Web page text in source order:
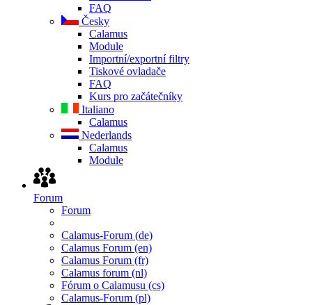
FAQ
Česky
Calamus
Module
Importní/exportní filtry
Tiskové ovladače
FAQ
Kurs pro začátečníky
Italiano
Calamus
Nederlands
Calamus
Module
Forum
Forum
Calamus-Forum (de)
Calamus Forum (en)
Calamus Forum (fr)
Calamus forum (nl)
Fórum o Calamusu (cs)
Calamus-Forum (pl)